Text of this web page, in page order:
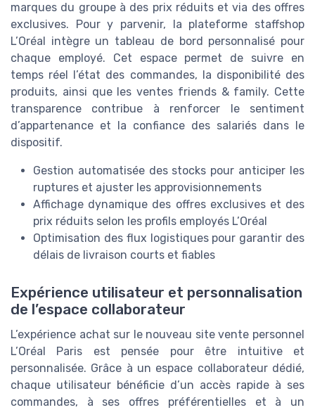
marques du groupe à des prix réduits et via des offres
exclusives. Pour y parvenir, la plateforme staffshop
L’Oréal intègre un tableau de bord personnalisé pour
chaque employé. Cet espace permet de suivre en
temps réel l’état des commandes, la disponibilité des
produits, ainsi que les ventes friends & family. Cette
transparence contribue à renforcer le sentiment
d’appartenance et la confiance des salariés dans le
dispositif.
Gestion automatisée des stocks pour anticiper les
ruptures et ajuster les approvisionnements
Affichage dynamique des offres exclusives et des
prix réduits selon les profils employés L’Oréal
Optimisation des flux logistiques pour garantir des
délais de livraison courts et fiables
Expérience utilisateur et personnalisation
de l’espace collaborateur
L’expérience achat sur le nouveau site vente personnel
L’Oréal Paris est pensée pour être intuitive et
personnalisée. Grâce à un espace collaborateur dédié,
chaque utilisateur bénéficie d’un accès rapide à ses
commandes, à ses offres préférentielles et à un